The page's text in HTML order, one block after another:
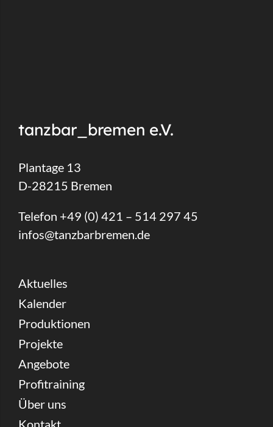
tanzbar_bremen e.V.
Plantage 13
D-28215 Bremen
Telefon +49 (0) 421 – 514 297 45
infos@tanzbarbremen.de
Aktuelles
Kalender
Produktionen
Projekte
Angebote
Profitraining
Über uns
Kontakt